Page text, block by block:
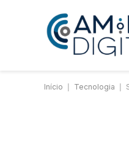
Início Tecnologia